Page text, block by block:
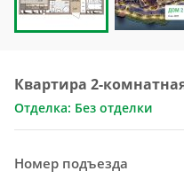
Квартира 2-
Отделка: Без отделки
Номер подъезда